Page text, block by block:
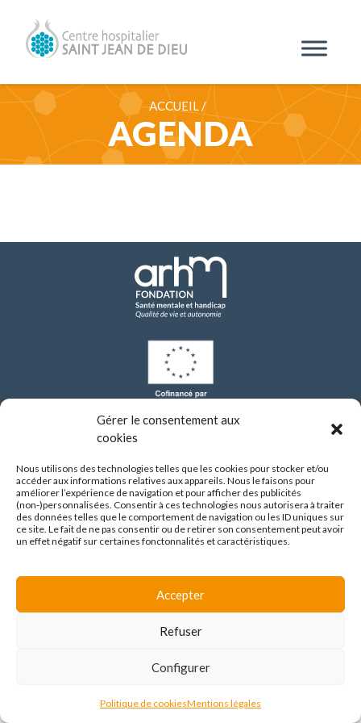
Gérer le consentement aux
cookies
Nous utilisons des technologies telles que les cookies pour stocker et/ou
accéder aux informations relatives aux appareils. Nous le faisons pour
améliorer l’expérience de navigation et pour afficher des publicités
(non-)personnalisées. Consentir à ces technologies nous autorisera à traiter
des données telles que le comportement de navigation ou les ID uniques sur
ce site. Le fait de ne pas consentir ou de retirer son consentement peut avoir
un effet négatif sur certaines fonctonnalités et caractéristiques.
Accepter
Refuser
Configurer
Politique de cookiesMentions légales
ACCUEIL /
AGENDA
Les investissements de modernisation réalisés par l’établissement depuis 2021
ont bénéficié d’un financement de l’Union européenne dans le cadre du Plan
national de relance et de résilience (PNRR), via le programme NextGenerationEU.
CENTRE HOSPITALIER SAINT JEAN DE DIEU
290 route de Vienne
69008 LYON
04 37 90 10 10
/Contact
© Alteriade 2026